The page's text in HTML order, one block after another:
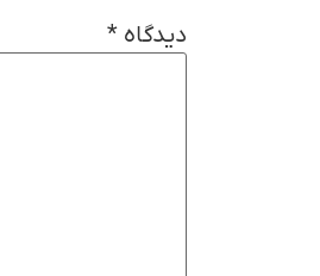
دیدگاه *